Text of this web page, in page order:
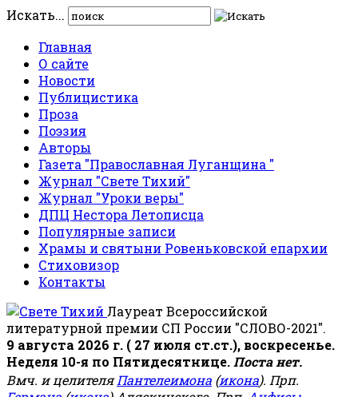
Искать...
Главная
О сайте
Новости
Публицистика
Проза
Поэзия
Авторы
Газета "Православная Луганщина "
Журнал "Свете Тихий"
Журнал "Уроки веры"
ДПЦ Нестора Летописца
Популярные записи
Храмы и святыни Ровеньковской епархии
Стиховизор
Контакты
Лауреат Всероссийской
литературной премии СП России "СЛОВО-2021".
9 августа 2026 г. ( 27 июля ст.ст.), воскресенье.
Неделя 10-я по Пятидесятнице. Поста нет.
Вмч. и целителяПантелеимона (икона). Прп.